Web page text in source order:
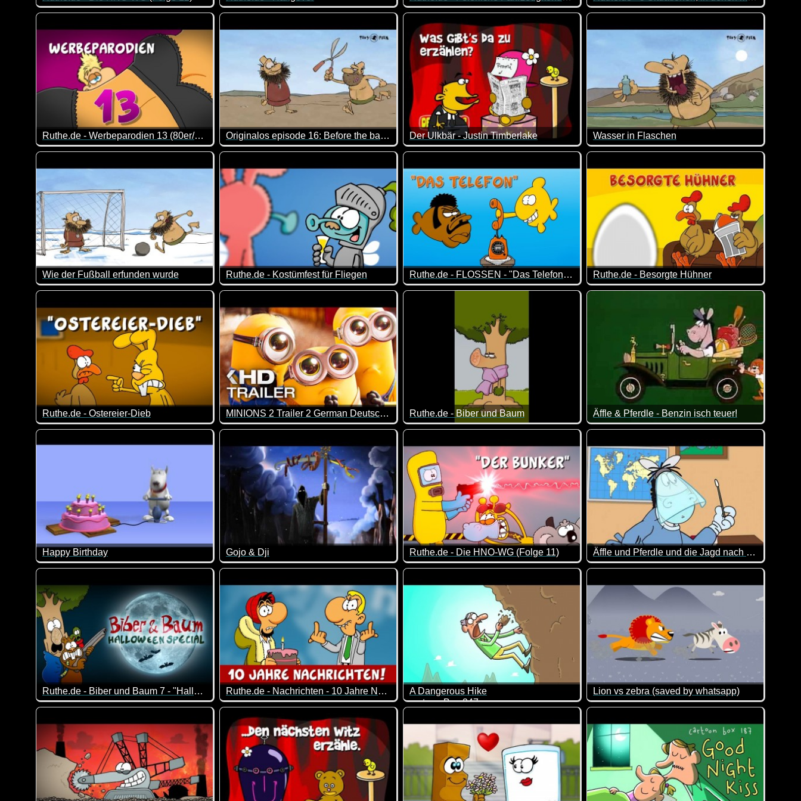
Eine neue Folge von den drei lustigen Gesellen von der HNO-WG. Immer wieder klasse, was die so alles erleben ;-)
Da hat wohl jemand ein bisschen viel "getankt" ;-)Die etwas andere Fahrzeugkontrolle :-)
Das sind wirklich Situationen, in denen man
Ruthe.de - Werbeparodien 13 (80er/90er Special)
Da werden Erinnerungen wach :-) Mit Sicherheit können sich viele von euch auch noch an diese alten Werbungen erinnern.
Originalos episode 16: Before the barber shop
Das ist so blöd, dass man schon wieder lachen muss.
Der Ulkbär - Justin Timberlake
Das ist ein total verrückter und durchgeknallter Clip vom Ulk-Bären. Kann man sich nur
Wasser in Flaschen
Da dachte er doch, dass das Wasser aus der
Wie der Fußball erfunden wurde
Wie der Fußball von einem prähistorischen Messi erfunden wurde :-). Durchgeknallt, aber echt lustig.
Ruthe.de - Kostümfest für Fliegen
Man muss kurz über die Pointe nachdenken :-)
Ruthe.de - FLOSSEN - "Das Telefon" (Folge 15)
Episode 15 der Serie um zwei Dudes mit Kiemen und ihr Leben hinter Glas: Barry und Sting.
Ruthe.de - Besorgte Hühner
Tja, das sind die Sorgen von Hühnern. Die
Ruthe.de - Ostereier-Dieb
Wo sind nur die Eier geblieben? ;-)
MINIONS 2 Trailer 2 German Deutsch (2022)
Mit den Minions ist immer viel los ;-)
Ruthe.de - Biber und Baum
Manchmal kann ein Niesen auch vor Feinden schützen ;-)
Äffle & Pferdle - Benzin isch teuer!
Dieses Video passt doch derzeit wie die Faust
Happy Birthday
Das ist doch mal ein lustiges Happy Birthday Video :-)
Gojo & Dji
An Silvester mal ordentlich mit Freunden einen heben.
Ruthe.de - Die HNO-WG (Folge 11)
Eine neue Folge von den drei lustigen Gesellen von der HNO-WG. Immer wieder klasse,
Äffle und Pferdle und die Jagd nach dem Coronavirus
Das Pferdle ist schwer beschäftigt mit dem
Ruthe.de - Biber und Baum 7 - "Halloween-Special"
Halloween-Special der Serie um einen Biber, der versucht, einen Baum zu fressen.
Ruthe.de - Nachrichten - 10 Jahre Nachrichten
Frederik Schrader und Tjorben Eckermann berichten informativ und investigativ, diesmal über das 10jährige Jubiläum ihres eigenen
A Dangerous Hike
cartoon Box 247
Lion vs zebra (saved by whatsapp)
Ein Löwe jagt ein Zebra. Das Ende dieser